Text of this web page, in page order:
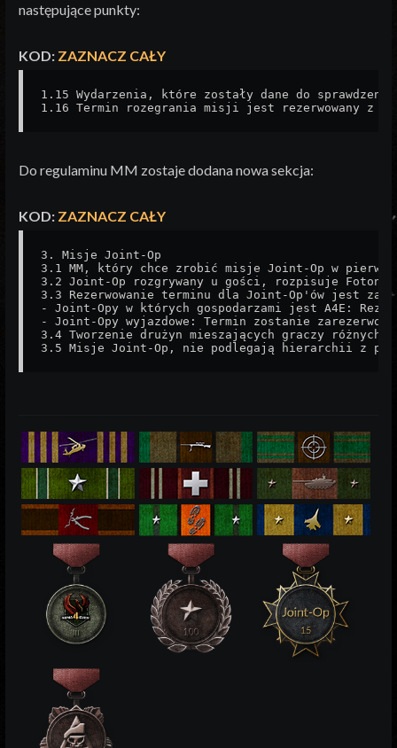
następujące punkty:
KOD: ZAZNACZ CAŁY
1.15 Wydarzenia, które zostały dane do
1.16 Termin rozegrania misji jest rezerwowany z
Do regulaminu MM zostaje dodana nowa sekcja:
KOD: ZAZNACZ CAŁY
3. Misje Joint-Op
3.1 MM, który chce zrobić misje Joint-Op w
3.2 Joint-Op rozgrywany u gości, rozpisuje Foton.
3.3 Rezerwowanie terminu dla Joint-Op'ów jest
- Joint-Opy w których gospodarzami jest A4E:
- Joint-Opy wyjazdowe: Termin zostanie
3.4 Tworzenie drużyn mieszających graczy
3.5 Misje Joint-Op, nie podlegają hierarchii z